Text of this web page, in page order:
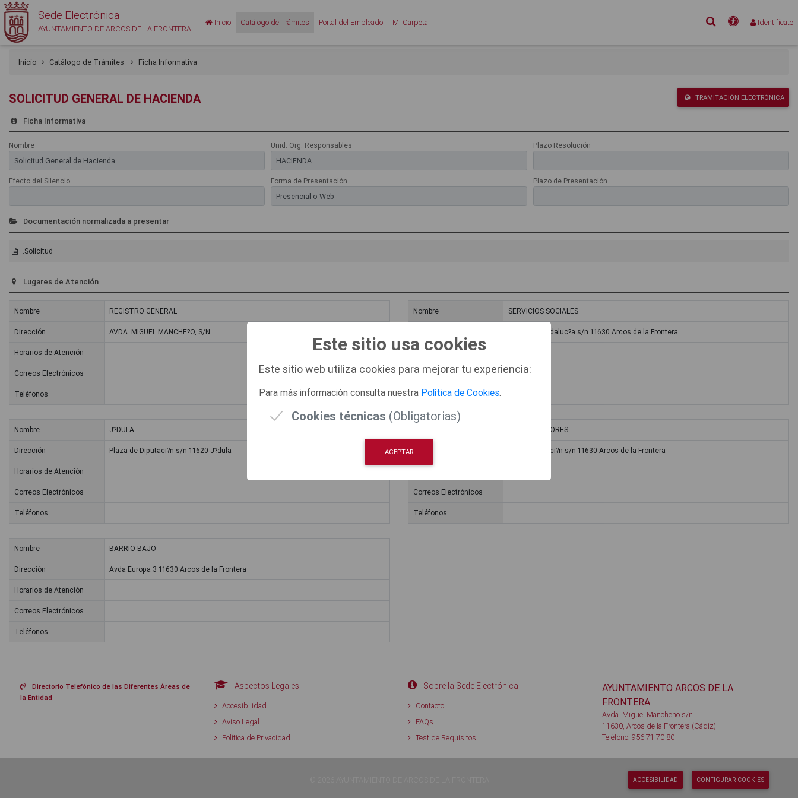
Sede Electrónica
AYUNTAMIENTO DE ARCOS DE LA FRONTERA
Inicio Catálogo de Trámites Portal del Empleado Mi Carpeta BuscarAccesibilidad
Identifícate
Inicio Catálogo de Trámites Ficha Informativa
SOLICITUD GENERAL DE HACIENDA TRAMITACIÓN ELECTRÓNICA
Ficha Informativa
Nombre Unid. Org. Responsables Plazo Resolución
Efecto del Silencio Forma de Presentación Plazo de Presentación
Documentación normalizada a presentar
.Solicitud
Lugares de Atención
Nombre REGISTRO GENERAL
Dirección AVDA. MIGUEL MANCHE?O, S/N
Horarios de Atención
Correos Electrónicos
Teléfonos
Nombre SERVICIOS SOCIALES
Paseo de Andaluc?a s/n 11630 Arcos de la Frontera
Horarios de Atención
Correos Electrónicos
Teléfonos
Nombre J?DULA
Dirección Plaza de Diputaci?n s/n 11620 J?dula
Horarios de Atención
Correos Electrónicos
Teléfonos
EMPRENDEDORES
Avda. Diputaci?n s/n 11630 Arcos de la Frontera
Correos Electrónicos
Teléfonos
Nombre BARRIO BAJO
Dirección Avda Europa 3 11630 Arcos de la Frontera
Horarios de Atención
Correos Electrónicos
Teléfonos
Directorio Telefónico de las Diferentes Áreas de
la Entidad
Aspectos Legales
Accesibilidad
Aviso Legal
Política de Privacidad
Sobre la Sede Electrónica
Contacto
FAQs
Test de Requisitos
AYUNTAMIENTO ARCOS DE LA
FRONTERA
Avda. Miguel Mancheño s/n
11630, Arcos de la Frontera (Cádiz)
Teléfono: 956 71 70 80
ACCESIBILIDAD CONFIGURAR COOKIES
Este sitio usa cookies
Este sitio web utiliza cookies para mejorar tu experiencia:
Para más información consulta nuestra Política de Cookies.
Cookies técnicas (Obligatorias)
ACEPTAR